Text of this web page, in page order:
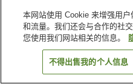
搜
本网站使用 Cookie 来增强用
和流量。我们还会与合作的社
您使用我们网站相关的信息。
不得出售我的个人信息